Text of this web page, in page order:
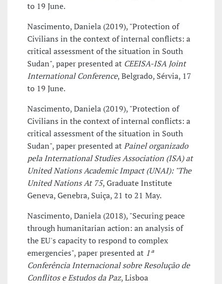
to 19 June.
Nascimento, Daniela (2019), "Protection of
Civilians in the context of internal conflicts: a
critical assessment of the situation in South
Sudan", paper presented at CEEISA-ISA Joint
International Conference, Belgrado, Sérvia, 17
to 19 June.
Nascimento, Daniela (2019), "Protection of
Civilians in the context of internal conflicts: a
critical assessment of the situation in South
Sudan", paper presented atPainel organizado
pela International Studies Association (ISA) at
United Nations Academic Impact (UNAI): "The
United Nations At 75, Graduate Institute
Geneva, Genebra, Suiça, 21 to 21 May.
Nascimento, Daniela (2018), "Securing peace
through humanitarian action: an analysis of
the EU's capacity to respond to complex
emergencies", paper presented at 1ª
Conferência Internacional sobre Resolução de
Conflitos e Estudos da Paz, Lisboa